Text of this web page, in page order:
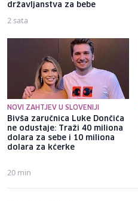
državljanstva za bebe
2 sata
NOVI ZAHTJEV U SLOVENIJI
Bivša zaručnica Luke Dončića
ne odustaje: Traži 40 miliona
dolara za sebe i 10 miliona
dolara za kćerke
20 min